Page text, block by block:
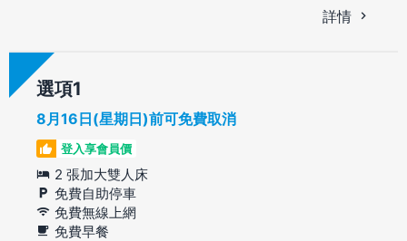
詳情
選項
8月16日(星期日)前可免費取消
登入享會員價
2 張加大雙人床
免費自助停車
免費無線上網
免費早餐